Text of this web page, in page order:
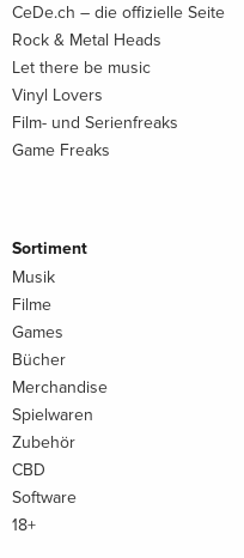
CeDe.ch – die offizielle Seite
Rock & Metal Heads
Let there be music
Vinyl Lovers
Film- und Serienfreaks
Game Freaks
Sortiment
Musik
Filme
Games
Bücher
Merchandise
Spielwaren
Zubehör
CBD
Software
18+